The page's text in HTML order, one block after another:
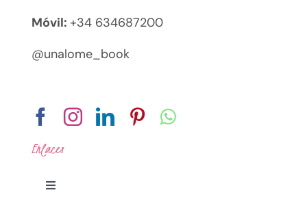
Móvil: +34 634687200
@unalome_book
Enlaces
Toggle